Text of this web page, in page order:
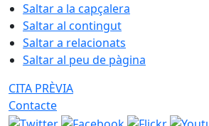
Saltar a la capçalera
Saltar al contingut
Saltar a relacionats
Saltar al peu de pàgina
CITA PRÈVIA
Contacte